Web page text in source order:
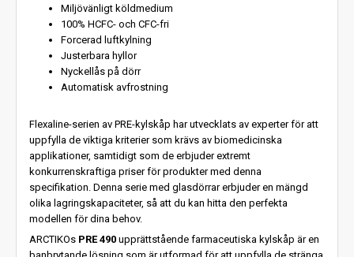
Miljövänligt köldmedium
100% HCFC- och CFC-fri
Forcerad luftkylning
Justerbara hyllor
Nyckellås på dörr
Automatisk avfrostning
Flexaline-serien av PRE-kylskåp har utvecklats av experter för att
uppfylla de viktiga kriterier som krävs av biomedicinska
applikationer, samtidigt som de erbjuder extremt
konkurrenskraftiga priser för produkter med denna
specifikation. Denna serie med glasdörrar erbjuder en mängd
olika lagringskapaciteter, så att du kan hitta den perfekta
modellen för dina behov.
ARCTIKOs PRE 490 upprättstående farmaceutiska kylskåp är en